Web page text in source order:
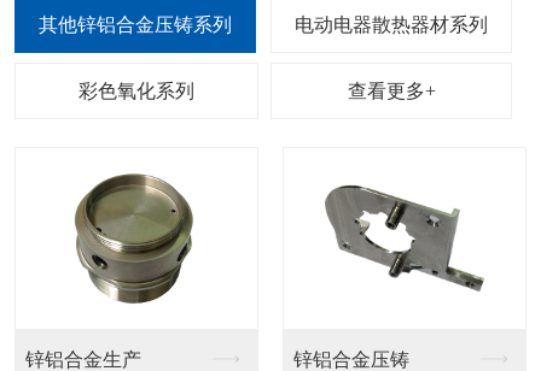
查看更多+
锌铝合金生产 锌铝合金压铸